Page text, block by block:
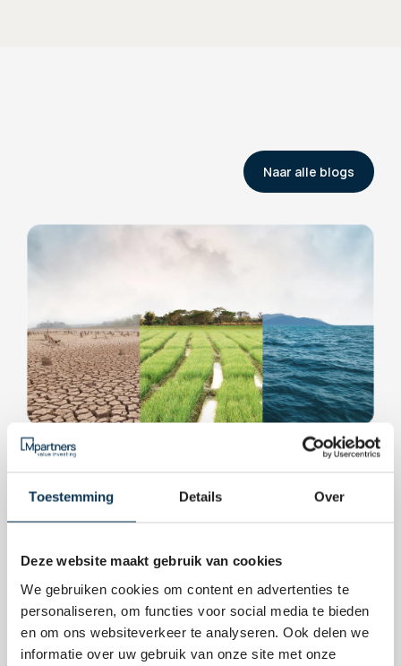
Toestemming Details Over
Deze website maakt gebruik van cookies
We gebruiken cookies om content en advertenties te
personaliseren, om functies voor social media te bieden
en om ons websiteverkeer te analyseren. Ook delen we
informatie over uw gebruik van onze site met onze
Naar alle blogs
Verantwoord beleggen 10 juli 2025
Wie het klimaat links laat liggen, vindt het
straks rechts op de balans